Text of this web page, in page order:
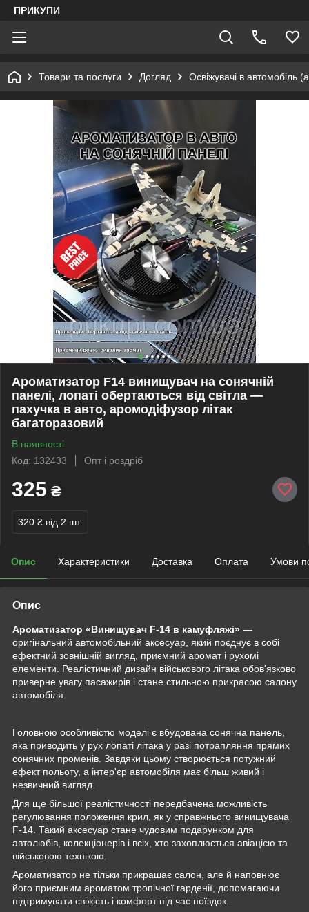
ПРИКУПИ
Товари та послуги Догляд Освіжувачі в автомобіль
Ароматизатор F14 винищувач на сонячній
панелі, лопаті обертаються від світла —
пахучка в авто, аромодіфузор літак
багаторазовий
В наявності
Код: 132433
Опт і роздріб
325 ₴
320 ₴ від 2 шт.
Опис Характеристики Доставка Оплата Умови
Опис
Ароматизатор «Винищувач F-14 в камуфляжі» —
оригінальний автомобільний аксесуар, який поєднує в собі
ефектний зовнішній вигляд, приємний аромат і рухомі
елементи. Реалістичний дизайн військового літака обов'язково
приверне увагу пасажирів і стане стильною прикрасою салону
автомобіля.
Головною особливістю моделі є вбудована сонячна панель,
яка приводить у рух лопаті літака у разі потрапляння прямих
сонячних променів. Завдяки цьому створюється потужний
ефект польоту, а інтер'єр автомобіля має більш живий і
незвичний вигляд.
Для ще більшої реалістичності передбачена можливість
регулювання положення крил, як у справжнього винищувача
F-14. Такий аксесуар стане чудовим подарунком для
автолюбів, колекціонерів і всіх, хто захоплюється авіацією та
військовою технікою.
Ароматизатор не тільки прикрашає салон, але й наповнює
його приємним ароматом тропічної гарденії, допомагаючи
підтримувати свіжість і комфорт під час поїздок.